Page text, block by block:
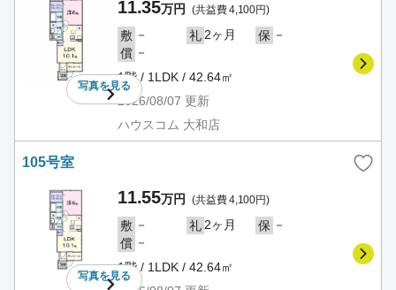
写真を見る
11.35万円 (共益費 4,100円)
敷 － 礼 2ヶ月 保 －
償 －
1階 / 1LDK / 42.64㎡
2026/08/07 更新
ハウスコム 大和店
105号室
写真を見る
11.55万円 (共益費 4,100円)
敷 － 礼 2ヶ月 保 －
償 －
1階 / 1LDK / 42.64㎡